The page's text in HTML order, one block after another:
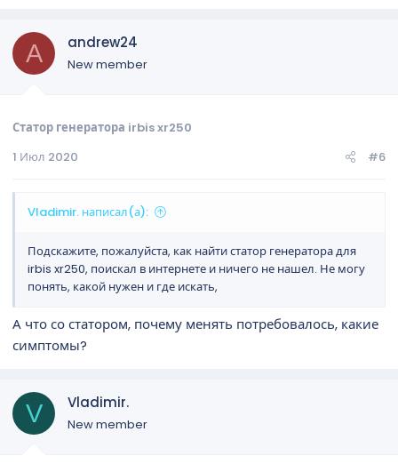
A andrew24
New member
Статор генератора irbis xr250
1 Июл 2020
#6
Vladimir. написал(а):
Подскажите, пожалуйста, как найти статор генератора для
irbis xr250, поискал в интернете и ничего не нашел. Не могу
понять, какой нужен и где искать,
А что со статором, почему менять потребовалось, какие
симптомы?
V Vladimir.
New member